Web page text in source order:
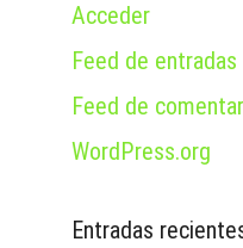
Acceder
Feed de entradas
Feed de
WordPress.org
Entradas